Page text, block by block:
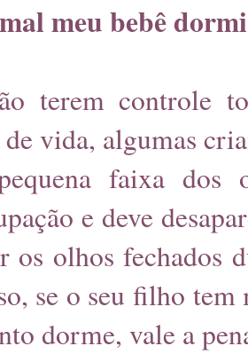
meu bebê
terem controle
de vida, algumas
faixa dos
e deve
os olhos fechados
se o seu filho tem
dorme, vale a